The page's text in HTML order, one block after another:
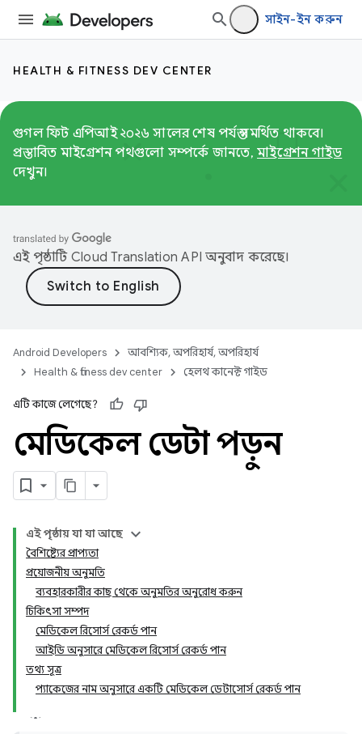
সাইন-ইন করুন
HEALTH & FITNESS DEV CENTER
গুগল ফিট এপিআই ২০২৬ সালের শেষ পর্যন্ত সমর্থিত থাকবে।
প্রস্তাবিত মাইগ্রেশন পথগুলো সম্পর্কে জানতে, মাইগ্রেশন গাইড
দেখুন।
এই পৃষ্ঠাটি Cloud Translation API অনুবাদ করেছে।
Android Developers
আবশ্যিক, অপরিহার্য, অপরিহার্য
Health & fitness dev center
হেলথ কানেক্ট গাইড
এটি কাজে লেগেছে?
মেডিকেল ডেটা পড়ুন
এই পৃষ্ঠায় যা যা আছে
বৈশিষ্ট্যের প্রাপ্যতা
প্রয়োজনীয় অনুমতি
ব্যবহারকারীর কাছ থেকে অনুমতির অনুরোধ করুন
চিকিৎসা সম্পদ
মেডিকেল রিসোর্স রেকর্ড পান
আইডি অনুসারে মেডিকেল রিসোর্স রেকর্ড পান
তথ্য সূত্র
প্যাকেজের নাম অনুসারে একটি মেডিকেল ডেটাসোর্স রেকর্ড পান